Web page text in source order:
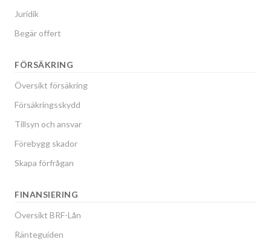
Juridik
Begär offert
FÖRSÄKRING
Översikt försäkring
Försäkringsskydd
Tillsyn och ansvar
Förebygg skador
Skapa förfrågan
FINANSIERING
Översikt BRF-Lån
Ränteguiden